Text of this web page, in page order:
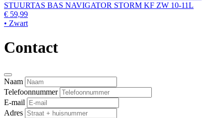
STUURTAS BAS NAVIGATOR STORM KF ZW 10-11L
€ 59,99
• Zwart
Contact
Naam
Telefoonnummer
E-mail
Adres